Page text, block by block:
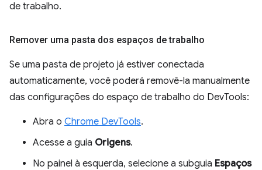
de trabalho.
Remover uma pasta dos espaços de trabalho
Se uma pasta de projeto já estiver conectada
automaticamente, você poderá removê-la manualmente
das configurações do espaço de trabalho do DevTools:
Abra o Chrome DevTools.
Acesse a guia Origens.
No painel à esquerda, selecione a subguia Espaços